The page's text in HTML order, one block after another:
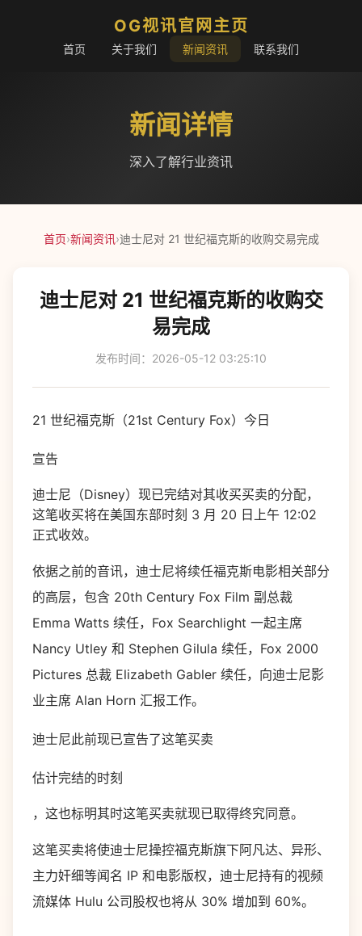
OG视讯官网主页
首页 关于我们 新闻资讯 联系我们
新闻详情
深入了解行业资讯
首页›新闻资讯›迪士尼对 21 世纪福克斯的收购交易完成
迪士尼对 21 世纪福克斯的收购交
易完成
发布时间：2026-05-12 03:25:10
21 世纪福克斯（21st Century Fox）今日
宣告
迪士尼（Disney）现已完结对其收买买卖的分配，
这笔收买将在美国东部时刻 3 月 20 日上午 12:02
正式收效。
依据之前的音讯，迪士尼将续任福克斯电影相关部分
的高层，包含 20th Century Fox Film 副总裁
Emma Watts 续任，Fox Searchlight 一起主席
Nancy Utley 和 Stephen Gilula 续任，Fox 2000
Pictures 总裁 Elizabeth Gabler 续任，向迪士尼影
业主席 Alan Horn 汇报工作。
迪士尼此前现已宣告了这笔买卖
估计完结的时刻
，这也标明其时这笔买卖就现已取得终究同意。
这笔买卖将使迪士尼操控福克斯旗下阿凡达、异形、
主力奸细等闻名 IP 和电影版权，迪士尼持有的视频
流媒体 Hulu 公司股权也将从 30% 增加到 60%。